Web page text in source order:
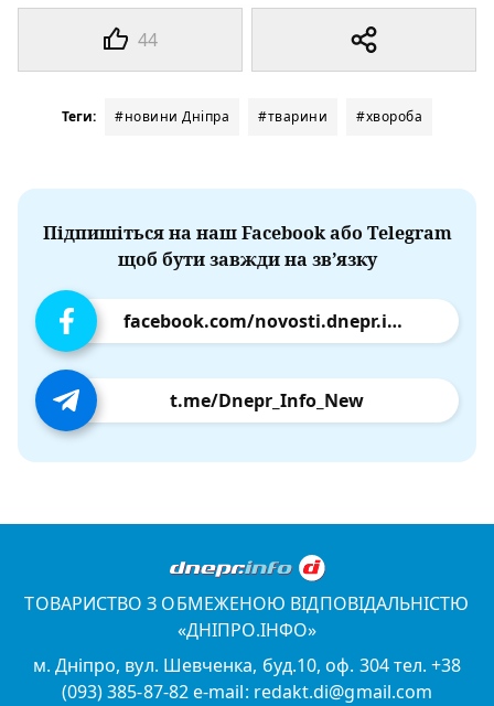
44
Теги: #новини Дніпра #тварини #хвороба
Підпишіться на наш Facebook або Telegram
щоб бути завжди на зв’язку
facebook.com/novosti.dnepr.info
t.me/Dnepr_Info_New
ТОВАРИСТВО З ОБМЕЖЕНОЮ ВІДПОВІДАЛЬНІСТЮ
«ДНІПРО.ІНФО»
м. Дніпро, вул. Шевченка, буд.10, оф. 304 тел. +38
(093) 385-87-82 e-mail: redakt.di@gmail.com